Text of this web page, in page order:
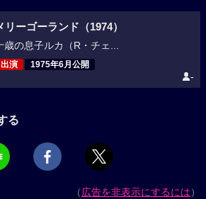
リーゴーランド（1974）
歳の息子ルカ（R・チェ...
出演 1975年6月公開
-
る
（広告を非表示にするには）